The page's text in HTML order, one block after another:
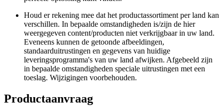
Houd er rekening mee dat het productassortiment per land kan
verschillen. In bepaalde omstandigheden is/zijn de hier
weergegeven content/producten niet verkrijgbaar in uw land.
Eveneens kunnen de getoonde afbeeldingen,
standaarduitrustingen en gegevens van huidige
leveringsprogramma's van uw land afwijken. Afgebeeld zijn
in bepaalde omstandigheden speciale uitrustingen met een
toeslag. Wijzigingen voorbehouden.
Productaanvraag